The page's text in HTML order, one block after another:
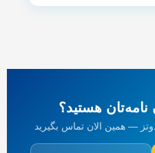
نامه‌تان هستید؟
— همین الان تماس بگیرید